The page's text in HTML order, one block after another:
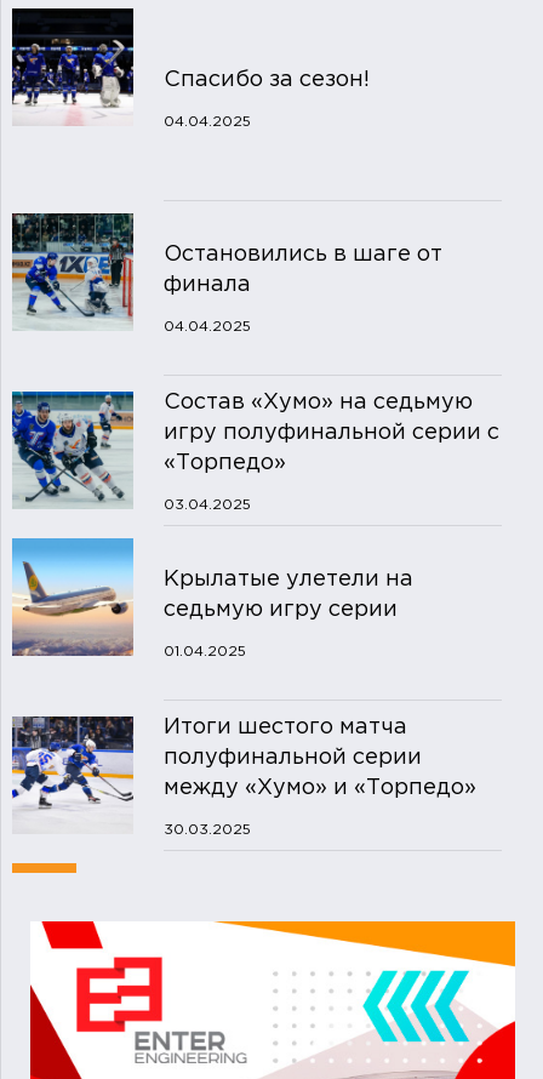
Спасибо за сезон!
04.04.2025
Остановились в шаге от
финала
04.04.2025
Состав «Хумо» на седьмую
игру полуфинальной серии с
«Торпедо»
03.04.2025
Крылатые улетели на
седьмую игру серии
01.04.2025
Итоги шестого матча
полуфинальной серии
между «Хумо» и «Торпедо»
30.03.2025